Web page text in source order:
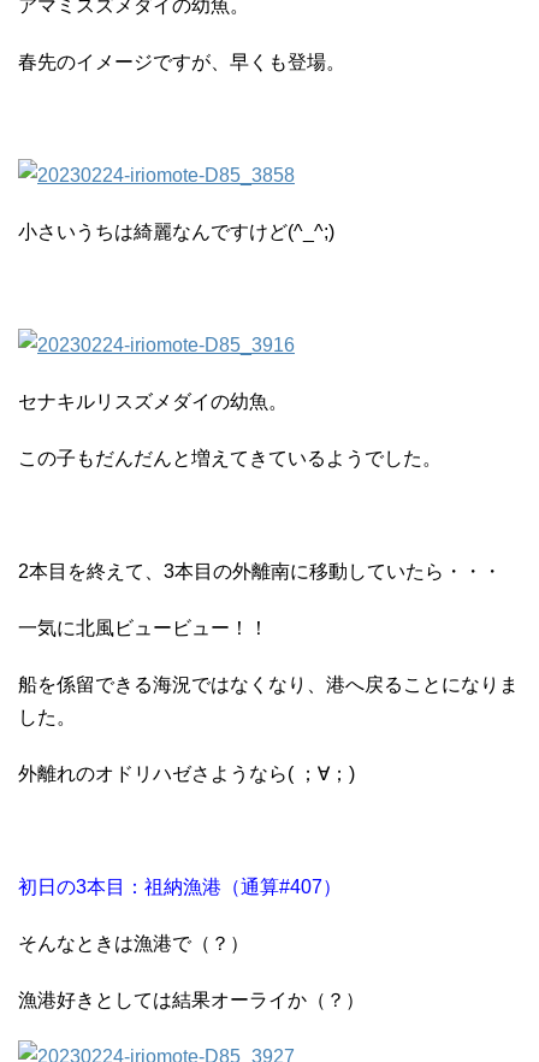
アマミスズメダイの幼魚。
春先のイメージですが、早くも登場。
小さいうちは綺麗なんですけど(^_^;)
セナキルリスズメダイの幼魚。
この子もだんだんと増えてきているようでした。
2本目を終えて、3本目の外離南に移動していたら・・・
一気に北風ビュービュー！！
船を係留できる海況ではなくなり、港へ戻ることになりま
した。
外離れのオドリハゼさようなら( ；∀；)
初日の3本目：祖納漁港（通算#407）
そんなときは漁港で（？）
漁港好きとしては結果オーライか（？）